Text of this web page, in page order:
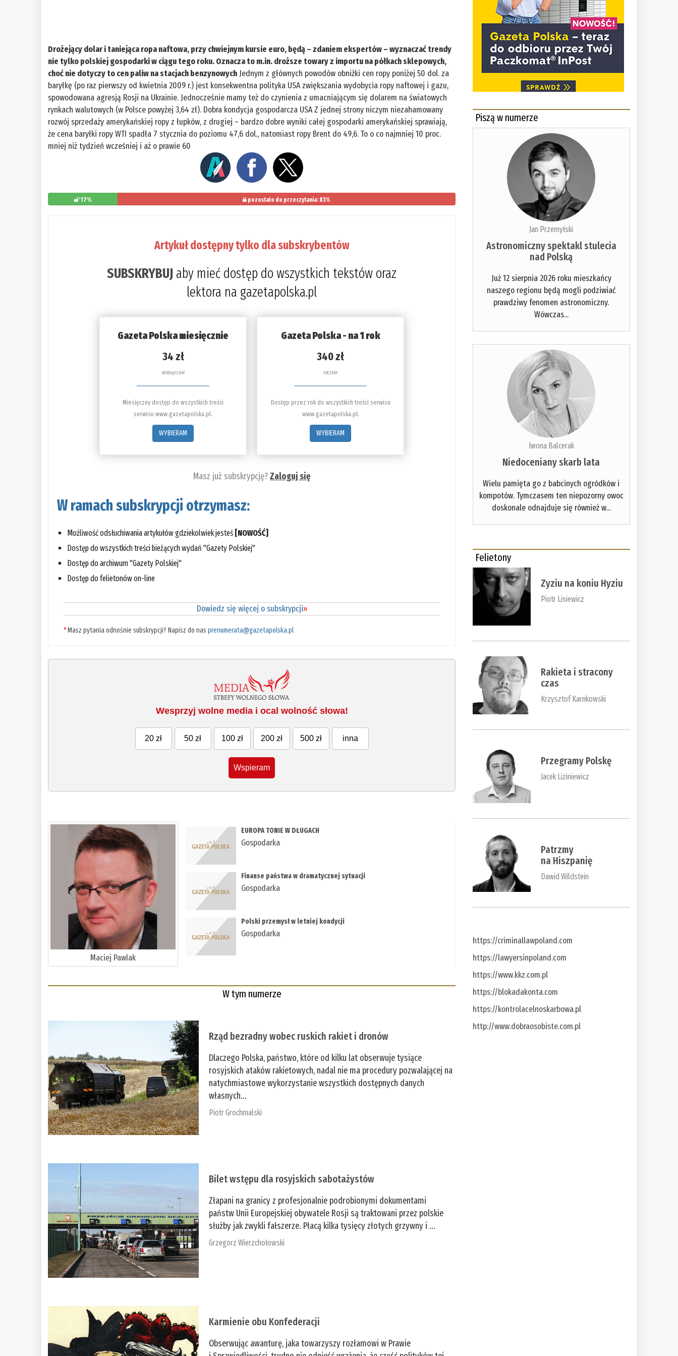
Drożejący dolar i taniejąca ropa naftowa, przy chwiejnym kursie euro, będą – zdaniem ekspertów – wyznaczać trendy
nie tylko polskiej gospodarki w ciągu tego roku. Oznacza to m.in. droższe towary z importu na półkach sklepowych,
choć nie dotyczy to cen paliw na stacjach benzynowychJednym z głównych powodów obniżki cen ropy poniżej 50 dol. za
baryłkę (po raz pierwszy od kwietnia 2009 r.) jest konsekwentna polityka USA zwiększania wydobycia ropy naftowej i gazu,
spowodowana agresją Rosji na Ukrainie. Jednocześnie mamy też do czynienia z umacniającym się dolarem na światowych
rynkach walutowych (w Polsce powyżej 3,64 zł). Dobra kondycja gospodarcza USA Z jednej strony niczym niezahamowany
rozwój sprzedaży amerykańskiej ropy z łupków, z drugiej – bardzo dobre wyniki całej gospodarki amerykańskiej sprawiają,
że cena baryłki ropy WTI spadła 7 stycznia do poziomu 47,6 dol., natomiast ropy Brent do 49,6. To o co najmniej 10 proc.
mniej niż tydzień wcześniej i aż o prawie 60
17% pozostało do przeczytania: 83%
Artykuł dostępny tylko dla subskrybentów
SUBSKRYBUJ aby mieć dostęp do wszystkich tekstów oraz
lektora na gazetapolska.pl
Gazeta Polska miesięcznie
34 zł
miesięcznie
Miesięczny dostęp do wszystkich treści
serwisu www.gazetapolska.pl.
WYBIERAM
Gazeta Polska - na 1 rok
340 zł
rocznie
Dostęp przez rok do wszystkich treści serwisu
www.gazetapolska.pl.
WYBIERAM
Masz już subskrypcję?Zaloguj się
W ramach subskrypcji otrzymasz:
Możliwość odsłuchiwania artykułów gdziekolwiek jesteś [NOWOŚĆ]
Dostęp do wszystkich treści bieżących wydań "Gazety Polskiej"
Dostęp do archiwum "Gazety Polskiej"
Dostęp do felietonów on-line
Dowiedz się więcej o subskrypcji»
*Masz pytania odnośnie subskrypcji? Napisz do nasprenumerata@gazetapolska.pl
Wesprzyj wolne media i ocal wolność słowa!
20 zł 50 zł 100 zł 200 zł 500 zł inna
Wspieram
Maciej Pawlak
EUROPA TONIE W DŁUGACH
Gospodarka
Finanse państwa w dramatycznej sytuacji
Gospodarka
Polski przemysł w letniej kondycji
Gospodarka
W tym numerze
Rząd bezradny wobec ruskich rakiet i dronów
Dlaczego Polska, państwo, które od kilku lat obserwuje tysiące
rosyjskich ataków rakietowych, nadal nie ma procedury pozwalającej na
natychmiastowe wykorzystanie wszystkich dostępnych danych
własnych...
Piotr Grochmalski
Bilet wstępu dla rosyjskich sabotażystów
Złapani na granicy z profesjonalnie podrobionymi dokumentami
państw Unii Europejskiej obywatele Rosji są traktowani przez polskie
służby jak zwykli fałszerze. Płacą kilka tysięcy złotych grzywny i ...
Grzegorz Wierzchołowski
Karmienie obu Konfederacji
Obserwując awanturę, jaka towarzyszy rozłamowi w Prawie
Piszą w numerze
Jan Przemyłski
Astronomiczny spektakl stulecia
nad Polską
Już 12 sierpnia 2026 roku mieszkańcy
naszego regionu będą mogli podziwiać
prawdziwy fenomen astronomiczny.
Wówczas...
Iwona Balcerak
Niedoceniany skarb lata
Wielu pamięta go z babcinych ogródków i
kompotów. Tymczasem ten niepozorny owoc
doskonale odnajduje się również w...
Felietony
Zyziu na koniu Hyziu
Piotr Lisiewicz
Rakieta i stracony
czas
Krzysztof Karnkowski
Przegramy Polskę
Jacek Liziniewicz
Patrzmy
na Hiszpanię
Dawid Wildstein
https://criminallawpoland.com
https://lawyersinpoland.com
https://www.kkz.com.pl
https://blokadakonta.com
https://kontrolacelnoskarbowa.pl
http://www.dobraosobiste.com.pl